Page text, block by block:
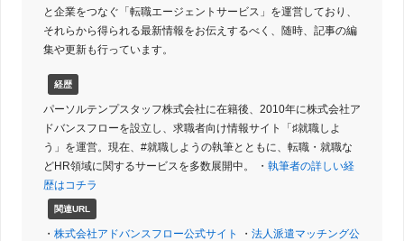
と企業をつなぐ「転職エージェントサービス」を運営しており、
それらから得られる最新情報をお伝えするべく、随時、記事の編
集や更新も行っています。
経歴
パーソルテンプスタッフ株式会社に在籍後、2010年に株式会社ア
ドバンスフローを設立し、求職者向け情報サイト「♯就職しよ
う」を運営。現在、#就職しようの執筆とともに、転職・就職な
どHR領域に関するサービスを多数展開中。 ・ 執筆者の詳しい経
歴はコチラ
関連URL
・ 株式会社アドバンスフロー公式サイト ・ 法人派遣マッチング公